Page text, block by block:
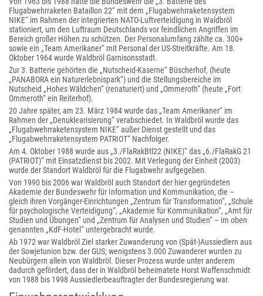
Flugabwehrraketen Bataillon 22“ mit dem „Flugabwehrraketensystem
NIKE“ im Rahmen der integrierten NATO-Luftverteidigung in Waldbröl
stationiert, um den Luftraum Deutschlands vor feindlichen Angriffen im
Bereich großer Höhen zu schützen. Der Personalumfang zählte ca. 300+
sowie ein „Team Amerikaner“ mit Personal der US-Streitkräfte. Am 18.
Oktober 1964 wurde Waldbröl Garnisonsstadt.
Zur 3. Batterie gehörten die „Nutscheid-Kaserne“ Büscherhof, (heute
„PANABORA ein Naturerlebnispark“) und die Stellungsbereiche im
Nutscheid „Hohes Wäldchen“ (renaturiert) und „Ommeroth“ (heute „Fort
Ommeroth“ ein Reiterhof).
20 Jahre später, am 23. März 1984 wurde das „Team Amerikaner“ im
Rahmen der „Denuklearisierung“ verabschiedet. In Waldbröl wurde das
„Flugabwehrraketensystem NIKE“ außer Dienst gestellt und das
„Flugabwehrraketensystem PATRIOT“ Nachfolger.
Am 4. Oktober 1988 wurde aus „3./FlaRakBtl22 (NIKE)“ das „6./FlaRakG 21
(PATRIOT)“ mit Einsatzdienst bis 2002. Mit Verlegung der Einheit (2003)
wurde der Standort Waldbröl für die Flugabwehr aufgegeben.
Von 1990 bis 2006 war Waldbröl auch Standort der hier gegründeten
Akademie der Bundeswehr für Information und Kommunikation, die –
gleich ihren Vorgänger-Einrichtungen „Zentrum für Transformation“, „Schule
für psychologische Verteidigung“, „Akademie für Kommunikation“, „Amt für
Studien und Übungen“ und „Zentrum für Analysen und Studien“ – im oben
genannten „KdF-Hotel“ untergebracht wurde.
Ab 1972 war Waldbröl Ziel starker Zuwanderung von (Spät-)Aussiedlern aus
der Sowjetunion bzw. der GUS; wenigstens 3.000 Zuwanderer wurden zu
Neubürgern allein von Waldbröl. Dieser Prozess wurde unter anderem
dadurch gefördert, dass der in Waldbröl beheimatete Horst Waffenschmidt
von 1988 bis 1998 Aussiedlerbeauftragter der Bundesregierung war.